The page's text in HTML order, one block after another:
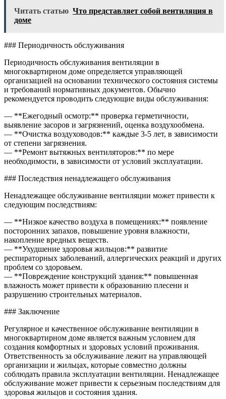
Читать статью Что представляет собой вентиляция в
доме
### Периодичность обслуживания
Периодичность обслуживания вентиляции в
многоквартирном доме определяется управляющей
организацией на основании технического состояния системы
и требований нормативных документов. Обычно
рекомендуется проводить следующие виды обслуживания:
— **Ежегодный осмотр:** проверка герметичности,
выявление засоров и загрязнений, оценка воздухообмена.
— **Очистка воздуховодов:** каждые 3-5 лет, в зависимости
от степени загрязнения.
— **Ремонт вытяжных вентиляторов:** по мере
необходимости, в зависимости от условий эксплуатации.
### Последствия ненадлежащего обслуживания
Ненадлежащее обслуживание вентиляции может привести к
следующим последствиям:
— **Низкое качество воздуха в помещениях:** появление
посторонних запахов, повышение уровня влажности,
накопление вредных веществ.
— **Ухудшение здоровья жильцов:** развитие
респираторных заболеваний, аллергических реакций и других
проблем со здоровьем.
— **Повреждение конструкций здания:** повышенная
влажность может привести к образованию плесени и
разрушению строительных материалов.
### Заключение
Регулярное и качественное обслуживание вентиляции в
многоквартирном доме является важным условием для
создания комфортных и здоровых условий проживания.
Ответственность за обслуживание лежит на управляющей
организации и жильцах, которые совместно должны
соблюдать правила эксплуатации вентиляции. Ненадлежащее
обслуживание может привести к серьезным последствиям для
здоровья жильцов и состояния здания.